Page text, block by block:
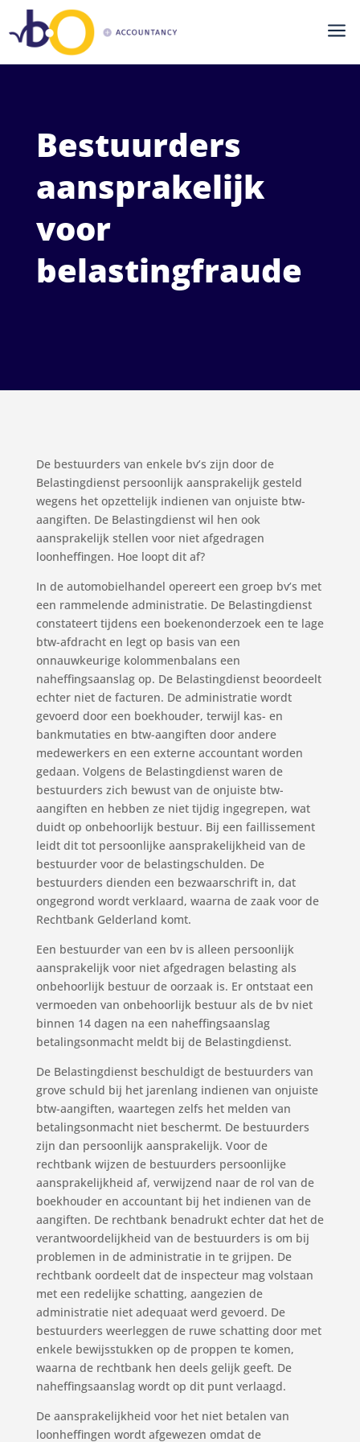
a
Bestuurders
aansprakelijk
voor
belastingfraude
De bestuurders van enkele bv’s zijn door de
Belastingdienst persoonlijk aansprakelijk gesteld
wegens het opzettelijk indienen van onjuiste btw-
aangiften. De Belastingdienst wil hen ook
aansprakelijk stellen voor niet afgedragen
loonheffingen. Hoe loopt dit af?
In de automobielhandel opereert een groep bv’s met
een rammelende administratie. De Belastingdienst
constateert tijdens een boekenonderzoek een te lage
btw-afdracht en legt op basis van een
onnauwkeurige kolommenbalans een
naheffingsaanslag op. De Belastingdienst beoordeelt
echter niet de facturen. De administratie wordt
gevoerd door een boekhouder, terwijl kas- en
bankmutaties en btw-aangiften door andere
medewerkers en een externe accountant worden
gedaan. Volgens de Belastingdienst waren de
bestuurders zich bewust van de onjuiste btw-
aangiften en hebben ze niet tijdig ingegrepen, wat
duidt op onbehoorlijk bestuur. Bij een faillissement
leidt dit tot persoonlijke aansprakelijkheid van de
bestuurder voor de belastingschulden. De
bestuurders dienden een bezwaarschrift in, dat
ongegrond wordt verklaard, waarna de zaak voor de
Rechtbank Gelderland komt.
Een bestuurder van een bv is alleen persoonlijk
aansprakelijk voor niet afgedragen belasting als
onbehoorlijk bestuur de oorzaak is. Er ontstaat een
vermoeden van onbehoorlijk bestuur als de bv niet
binnen 14 dagen na een naheffingsaanslag
betalingsonmacht meldt bij de Belastingdienst.
De Belastingdienst beschuldigt de bestuurders van
grove schuld bij het jarenlang indienen van onjuiste
btw-aangiften, waartegen zelfs het melden van
betalingsonmacht niet beschermt. De bestuurders
zijn dan persoonlijk aansprakelijk. Voor de
rechtbank wijzen de bestuurders persoonlijke
aansprakelijkheid af, verwijzend naar de rol van de
boekhouder en accountant bij het indienen van de
aangiften. De rechtbank benadrukt echter dat het de
verantwoordelijkheid van de bestuurders is om bij
problemen in de administratie in te grijpen. De
rechtbank oordeelt dat de inspecteur mag volstaan
met een redelijke schatting, aangezien de
administratie niet adequaat werd gevoerd. De
bestuurders weerleggen de ruwe schatting door met
enkele bewijsstukken op de proppen te komen,
waarna de rechtbank hen deels gelijk geeft. De
naheffingsaanslag wordt op dit punt verlaagd.
De aansprakelijkheid voor het niet betalen van
loonheffingen wordt afgewezen omdat de